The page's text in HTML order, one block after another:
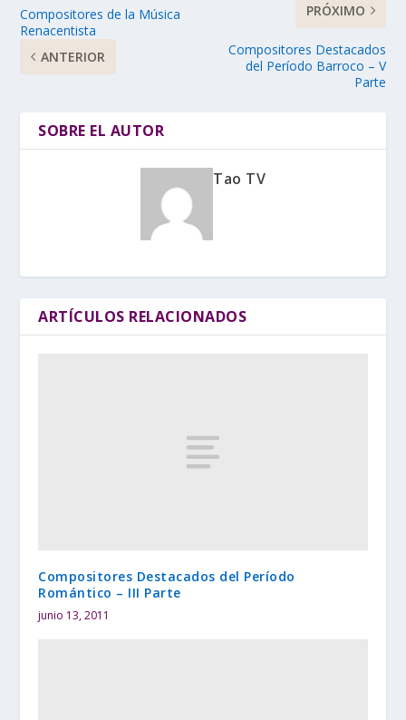
Compositores de la Música
Renacentista
ANTERIOR
PRÓXIMO
Compositores Destacados
del Período Barroco – V
Parte
SOBRE EL AUTOR
Tao TV
ARTÍCULOS RELACIONADOS
Compositores Destacados del Período
Romántico – III Parte
junio 13, 2011